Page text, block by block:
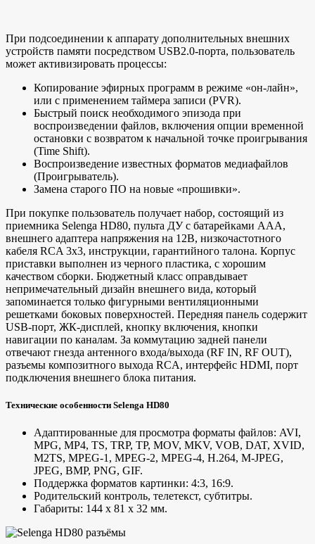
При подсоединении к аппарату дополнительных внешних
устройств памяти посредством USB2.0-порта, пользователь
может активизировать процессы:
Копирование эфирных программ в режиме «он-лайн»,
или с применением таймера записи (PVR).
Быстрый поиск необходимого эпизода при
воспроизведении файлов, включения опции временной
остановки с возвратом к начальной точке проигрывания
(Time Shift).
Воспроизведение известных форматов медиафайлов
(Проигрыватель).
Замена старого ПО на новые «прошивки».
При покупке пользователь получает набор, состоящий из
приемника Selenga HD80, пульта ДУ с батарейками ААА,
внешнего адаптера напряжения на 12В, низкочастотного
кабеля RCA 3х3, инструкции, гарантийного талона. Корпус
приставки выполнен из черного пластика, с хорошим
качеством сборки. Бюджетный класс оправдывает
непримечательный дизайн внешнего вида, который
запоминается только фигурными вентиляционными
решетками боковых поверхностей. Передняя панель содержит
USB-порт, ЖК-дисплей, кнопку включения, кнопки
навигации по каналам. За коммутацию задней панели
отвечают гнезда антенного входа/выхода (RF IN, RF OUT),
разъемы композитного выхода RCA, интерфейс HDMI, порт
подключения внешнего блока питания.
Технические особенности Selenga HD80
Адаптированные для просмотра форматы файлов: AVI,
MPG, MP4, TS, TRP, TP, MOV, MKV, VOB, DAT, XVID,
M2TS, MPEG-1, MPEG-2, MPEG-4, H.264, M-JPEG,
JPEG, BMP, PNG, GIF.
Поддержка форматов картинки: 4:3, 16:9.
Родительский контроль, телетекст, субтитры.
Габариты: 144 х 81 х 32 мм.